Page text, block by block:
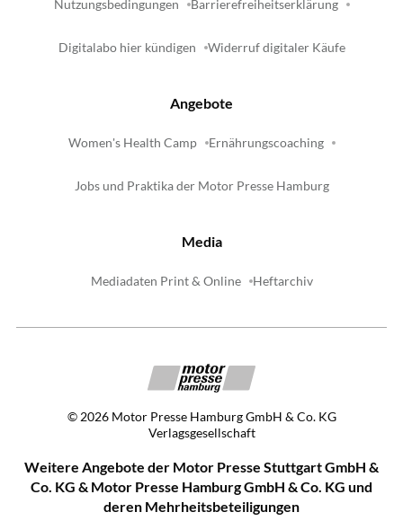
Nutzungsbedingungen Barrierefreiheitserklärung
Digitalabo hier kündigen Widerruf digitaler Käufe
Angebote
Women's Health Camp Ernährungscoaching
Jobs und Praktika der Motor Presse Hamburg
Media
Mediadaten Print & Online Heftarchiv
© 2026 Motor Presse Hamburg GmbH & Co. KG
Verlagsgesellschaft
Weitere Angebote der Motor Presse Stuttgart GmbH &
Co. KG & Motor Presse Hamburg GmbH & Co. KG und
deren Mehrheitsbeteiligungen